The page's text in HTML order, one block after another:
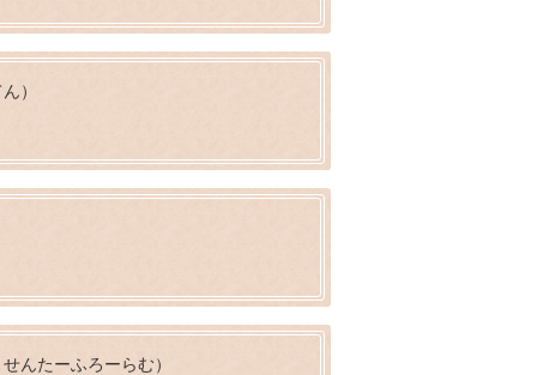
）
んたーふろーらむ）